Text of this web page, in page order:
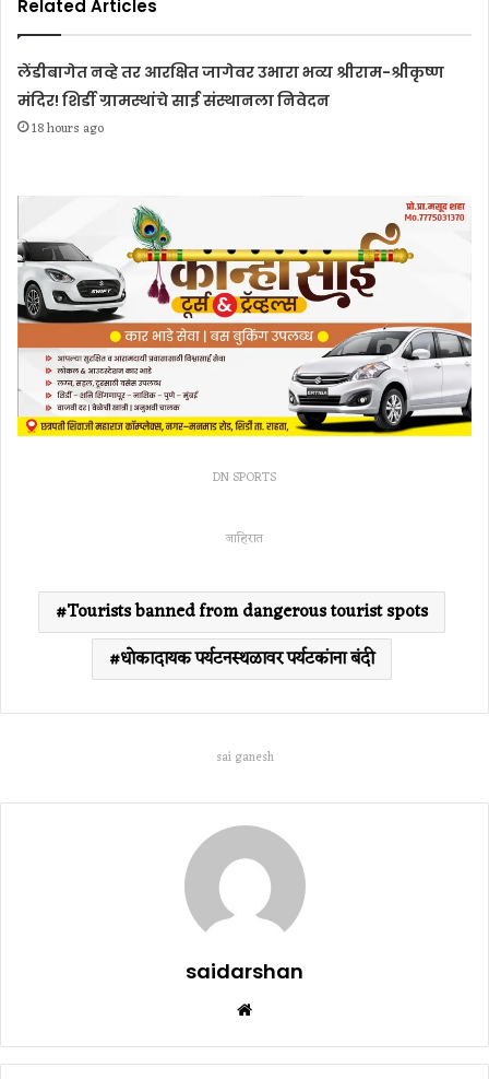
Related Articles
लेंडीबागेत नव्हे तर आरक्षित जागेवर उभारा भव्य श्रीराम-श्रीकृष्ण
मंदिर! शिर्डी ग्रामस्थांचे साई संस्थानला निवेदन
18 hours ago
DN SPORTS
जाहिरात
Tourists banned from dangerous tourist spots
धोकादायक पर्यटनस्थळावर पर्यटकांना बंदी
sai ganesh
saidarshan